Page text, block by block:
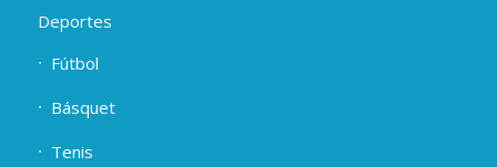
Deportes
Fútbol
Básquet
Tenis